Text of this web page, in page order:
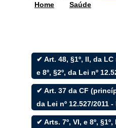
e-SIC
Filtrar por todos
Acesso à Informação
Cidadão
Empresas
Fotos
Home Saúde
✔ Art. 48, §1º, II, da LC
e 8º, §2º, da Lei nº
✔ Art. 37 da CF
da Lei nº 12.527/2011 -
✔ Arts. 7º, VI, e 8º,